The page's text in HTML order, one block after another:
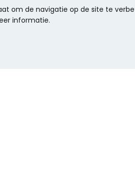
om de navigatie op de site te
informatie.